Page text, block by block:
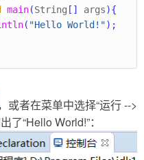
main(String [] args){
( "Hello World!");
或者在菜单中选择“运行 -->
“Hello World!”：